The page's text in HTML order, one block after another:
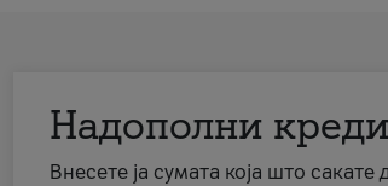
Надополни
Внесете ја сумата која што